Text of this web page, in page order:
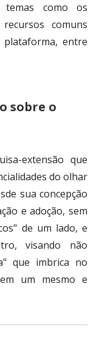
temas como os
comuns
plataforma, entre
sobre o
extensão que
do olhar
sua concepção
e adoção, sem
de um lado, e
visando não
que imbrica no
um mesmo e